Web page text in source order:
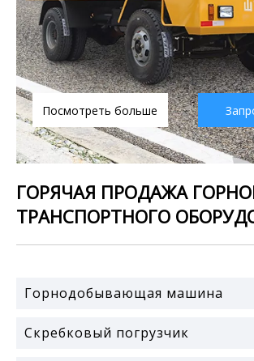
Посмотреть больше
Горнодобывающая машина
Скребковый погрузчик
ГОРЯЧАЯ ПРОДАЖА
ТРАНСПОРТНОГО